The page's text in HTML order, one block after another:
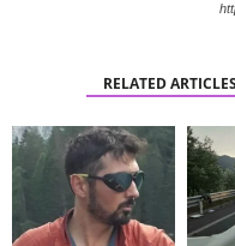
RELATED ARTICLES